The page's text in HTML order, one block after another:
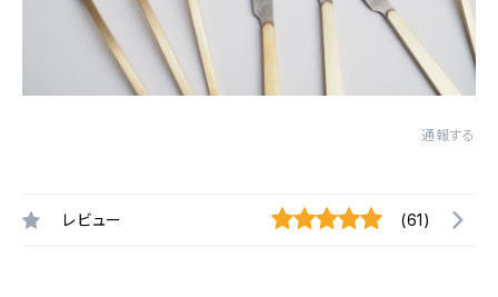
通報する
レビュー (61)